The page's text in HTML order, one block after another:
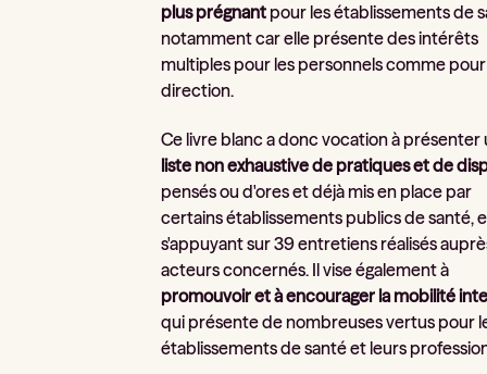
plus prégnant pour les établissements de
notamment car elle présente des intérêts
multiples pour les personnels comme pour
direction.
Ce livre blanc a donc vocation à présenter
liste non exhaustive de pratiques et de
pensés ou d'ores et déjà mis en place par
certains établissements publics de santé,
s'appuyant sur 39 entretiens réalisés
acteurs concernés. Il vise également à
promouvoir et à encourager la mobilité
qui présente de nombreuses vertus pour
établissements de santé et leurs